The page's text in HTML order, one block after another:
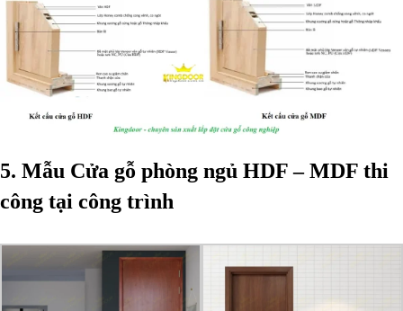
5. Mẫu Cửa gỗ phòng ngủ HDF – MDF thi
công tại công trình